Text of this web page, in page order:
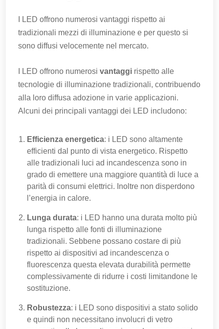
I LED offrono numerosi vantaggi rispetto ai
tradizionali mezzi di illuminazione e per questo si
sono diffusi velocemente nel mercato.
I LED offrono numerosi vantaggi rispetto alle
tecnologie di illuminazione tradizionali, contribuendo
alla loro diffusa adozione in varie applicazioni.
Alcuni dei principali vantaggi dei LED includono:
Efficienza energetica: i LED sono altamente
efficienti dal punto di vista energetico. Rispetto
alle tradizionali luci ad incandescenza sono in
grado di emettere una maggiore quantità di luce a
parità di consumi elettrici. Inoltre non disperdono
l’energia in calore.
Lunga durata: i LED hanno una durata molto più
lunga rispetto alle fonti di illuminazione
tradizionali. Sebbene possano costare di più
rispetto ai dispositivi ad incandescenza o
fluorescenza questa elevata durabilità permette
complessivamente di ridurre i costi limitandone le
sostituzione.
Robustezza: i LED sono dispositivi a stato solido
e quindi non necessitano involucri di vetro